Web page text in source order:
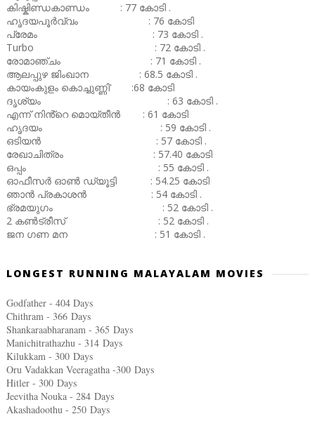
കിഷ്കിണ്ഡകാണ്ഡം : 77 കോടി .
ഹൃദയപൂർവ്വം : 76 കോടി
പ്രേമം : 73 കോടി .
Turbo : 72 കോടി .
രോമാഞ്ചം : 71 കോടി .
ആലപ്പുഴ ജിംഖാന : 68.5 കോടി .
കായംകുളം കൊച്ചുണ്ണി' :68 കോടി
ദൃശ്യം : 63 കോടി .
എന്ന് നിൻ്റെ മൊയ്തീൻ : 61 കോടി
ഹൃദയം : 59 കോടി .
ഒടിയൻ : 57 കോടി .
രേഖാചിത്രം : 57.40 കോടി
ഒപ്പം : 55 കോടി .
ഓഫീസർ ഓൺ ഡ്യൂട്ടി : 54.25 കോടി
ഞാൻ പ്രകാശൻ : 54 കോടി .
ഭ്രമയുഗം : 52 കോടി .
2 കൺട്രീസ് : 52 കോടി .
ജന ഗണ മന : 51 കോടി .
LONGEST RUNNING MALAYALAM MOVIES
Godfather - 404 Days
Chithram - 366 Days
Shankaraabharanam - 365 Days
Manichitrathazhu - 314 Days
Kilukkam - 300 Days
Oru Vadakkan Veeragatha -300 Days
Hitler - 300 Days
Jeevitha Nouka - 284 Days
Akashadoothu - 250 Days